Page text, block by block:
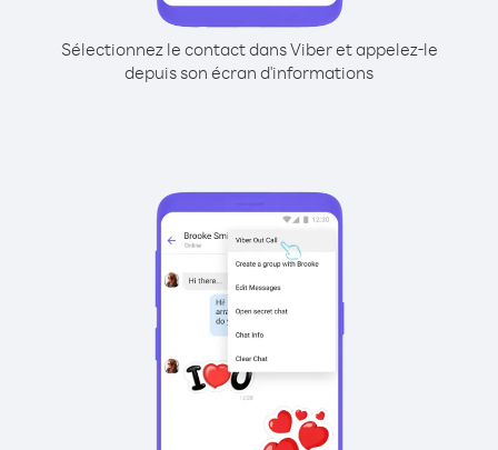
Sélectionnez le contact dans Viber et appelez-le
depuis son écran d'informations